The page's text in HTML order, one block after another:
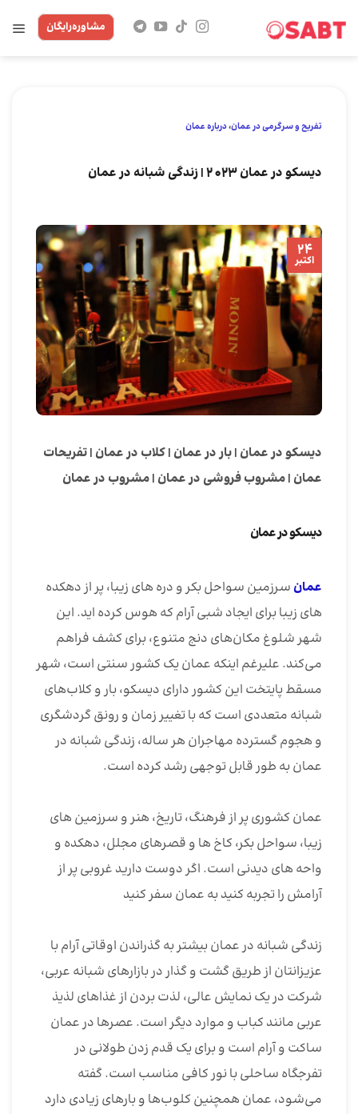
مشاوره‌رایگان
تفریح و سرگرمی در عمان،درباره عمان
دیسکو در عمان 2023 | زندگی شبانه در عمان
24
اکتبر
دیسکو در عمان |بار در عمان |کلاب در عمان |تفریحات
عمان |مشروب فروشی در عمان |مشروب در عمان
دیسکو در عمان
عمان سرزمین سواحل بکر و دره های زیبا، پر از دهکده
های زیبا برای ایجاد شبی آرام که هوس کرده اید. این
شهر شلوغ مکان‌های دنج متنوع، برای کشف فراهم
می‌کند. علیرغم اینکه عمان یک کشور سنتی است، شهر
مسقط پایتخت این کشور دارای دیسکو، بار و کلاب‌های
شبانه متعددی است که با تغییر زمان و رونق گردشگری
و هجوم گسترده مهاجران هر ساله، زندگی شبانه در
عمان به طور قابل توجهی رشد کرده است.
عمان کشوری پر از فرهنگ، تاریخ، هنر و سرزمین های
زیبا، سواحل بکر، کاخ ها و قصرهای مجلل، دهکده و
واحه های دیدنی است. اگر دوست دارید غروبی پر از
آرامش را تجربه کنید به عمان سفر کنید
زندگی شبانه در عمان بیشتر به گذراندن اوقاتی آرام با
عزیزانتان از طریق گشت و گذار در بازارهای شبانه عربی،
شرکت در یک نمایش عالی، لذت بردن از غذاهای لذیذ
عربی مانند کباب و موارد دیگر است. عصرها در عمان
ساکت و آرام است و برای یک قدم زدن طولانی در
تفرجگاه ساحلی با نور کافی مناسب است. گفته
می‌شود، عمان همچنین کلوب‌ها و بارهای زیادی دارد